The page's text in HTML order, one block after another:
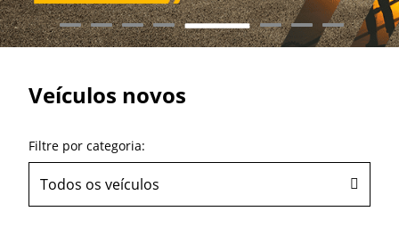
Veículos novos
Filtre por categoria:
Todos os veículos